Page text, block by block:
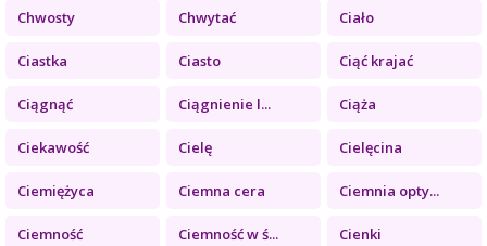
Chwosty Chwytać Ciało
Ciastka Ciasto Ciąć krajać
Ciągnąć Ciągnienie l... Ciąża
Ciekawość Cielę Cielęcina
Ciemiężyca Ciemna cera Ciemnia opty...
Ciemność Ciemność w ś... Cienki